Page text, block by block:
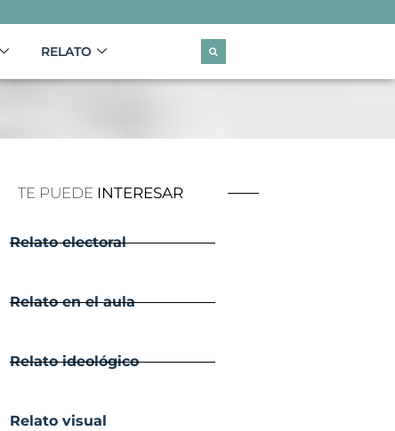
RELATO
TE PUEDE INTERESAR
Relato electoral
Relato en el aula
Relato ideológico
Relato visual